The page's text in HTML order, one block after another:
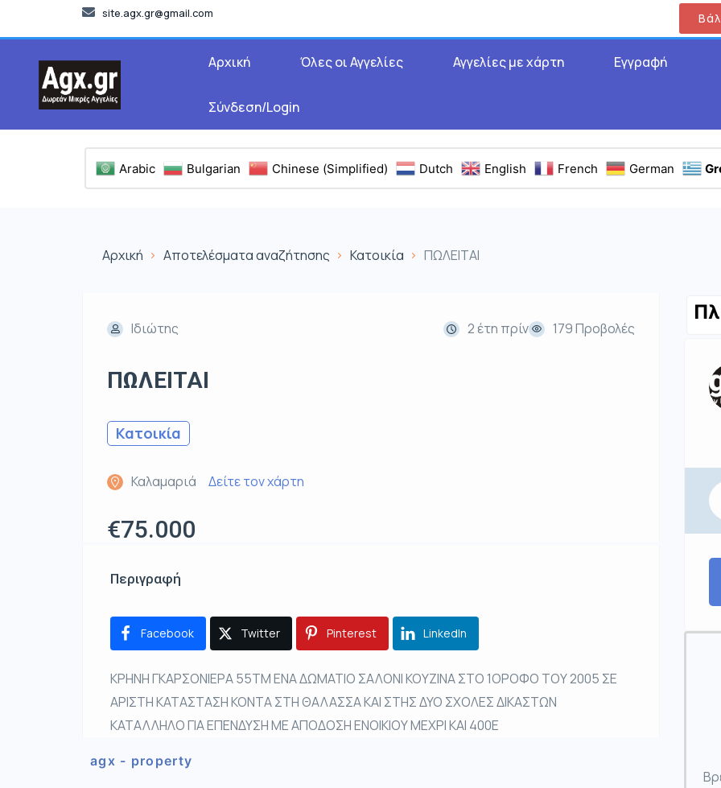
site.agx.gr@gmail.com
Αρχική Όλες οι Αγγελίες Αγγελίες με χάρτη Εγγραφή
Σύνδεση/Login
Arabic Bulgarian Chinese (Simplified) Dutch English French German
Αρχική Αποτελέσματα αναζήτησης Κατοικία ΠΩΛΕΙΤΑΙ
Ιδιώτης 2 έτη πρίν 179 Προβολές
ΠΩΛΕΙΤΑΙ
Κατοικία
Καλαμαριά Δείτε τον χάρτη
€75.000
Περιγραφή
Facebook Twitter Pinterest LinkedIn
ΚΡΗΝΗ ΓΚΑΡΣΟΝΙΕΡΑ 55ΤΜ ΕΝΑ ΔΩΜΑΤΙΟ ΣΑΛΟΝΙ ΚΟΥΖΙΝΑ ΣΤΟ 1ΟΡΟΦΟ ΤΟΥ 2005 ΣΕ
ΑΡΙΣΤΗ ΚΑΤΑΣΤΑΣΗ ΚΟΝΤΑ ΣΤΗ ΘΑΛΑΣΣΑ ΚΑΙ ΣΤΗΣ ΔΥΟ ΣΧΟΛΕΣ ΔΙΚΑΣΤΩΝ
ΚΑΤΑΛΛΗΛΟ ΓΙΑ ΕΠΕΝΔΥΣΗ ΜΕ ΑΠΟΔΟΣΗ ΕΝΟΙΚΙΟΥ ΜΕΧΡΙ ΚΑΙ 400Ε
agx - property